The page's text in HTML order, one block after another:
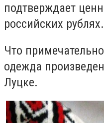
подтверждает
российских рублях.
Что
одежда
Луцке.